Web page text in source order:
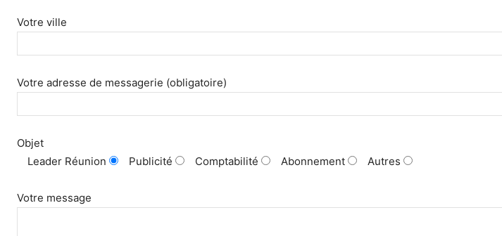
Votre ville
Votre adresse de messagerie (obligatoire)
Objet
Leader Réunion
Publicité Comptabilité Abonnement Autres
Votre message